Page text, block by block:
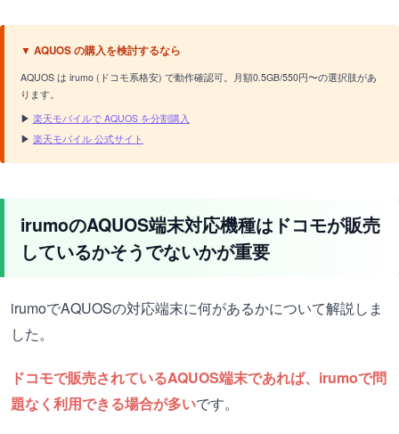
▼ AQUOS の購入を検討するなら
AQUOS は irumo (ドコモ系格安) で動作確認可。月額0.5GB/550円〜の選択肢があ
ります。
▶ 楽天モバイルで AQUOS を分割購入
▶ 楽天モバイル 公式サイト
irumoのAQUOS端末対応機種はドコモが販売
しているかそうでないかが重要
irumoでAQUOSの対応端末に何があるかについて解説しま
した。
ドコモで販売されているAQUOS端末であれば、irumoで問
題なく利用できる場合が多いです。